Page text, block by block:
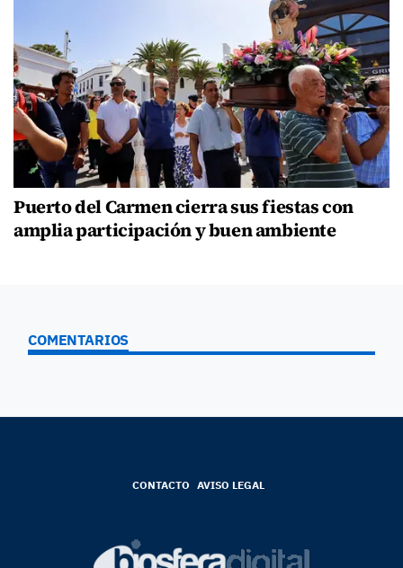
Puerto del Carmen cierra sus fiestas con
amplia participación y buen ambiente
COMENTARIOS
CONTACTO AVISO LEGAL